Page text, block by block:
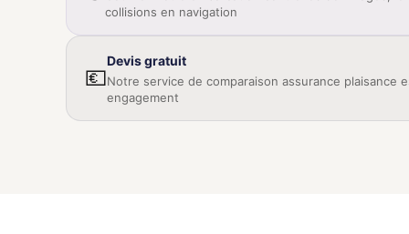
collisions en navigation
💶
Devis gratuit
Notre service de comparaison assurance plaisance
engagement